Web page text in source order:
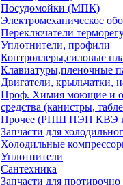
Посудомойки (МПК)
Электромеханическое
Переключатели
Уплотнители, профили
Контроллеры,силовые
Клавиатуры,пленочные
Двигатели, крыльчатки,
Проф. Химия моющие и
средства (канистры,
Прочее (РПШ ПЭП КВЭ и
Запчасти для
Холодильные
Уплотнители
Сантехника
Запчасти для протирочно